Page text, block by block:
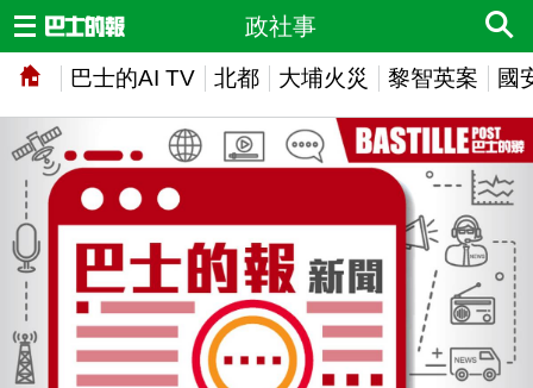
巴士的AI TV 北都 大埔火災 黎智英案 國
政社事